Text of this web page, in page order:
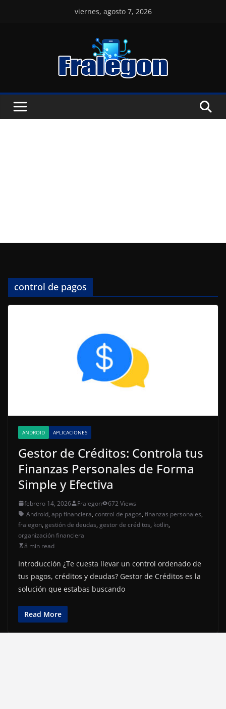
viernes, agosto 7, 2026
control de pagos
ANDROID APLICACIONES
Gestor de Créditos: Controla tus
Finanzas Personales de Forma
Simple y Efectiva
febrero 14, 2026 Fralegon
672 Views
Android, app financiera, control de pagos, finanzas personales,
fralegon, gestión de deudas, gestor de créditos, kotlin,
organización financiera
8 min read
Introducción ¿Te cuesta llevar un control ordenado de
tus pagos, créditos y deudas? Gestor de Créditos es la
solución que estabas buscando
Read More